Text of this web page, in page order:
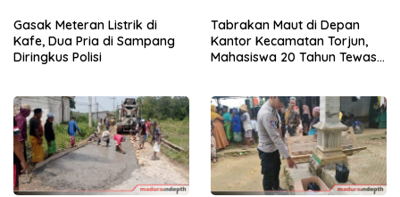
Gasak Meteran Listrik di
Kafe, Dua Pria di Sampang
Diringkus Polisi
Tabrakan Maut di Depan
Kantor Kecamatan Torjun,
Mahasiswa 20 Tahun Tewas